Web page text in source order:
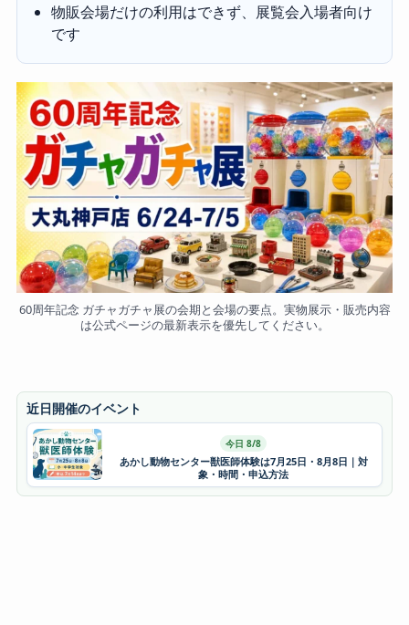
物販会場だけの利用はできず、展覧会入場者向け
です
60周年記念 ガチャガチャ展の会期と会場の要点。実物展示・販売内容
は公式ページの最新表示を優先してください。
近日開催のイベント
今日 8/8
あかし動物センター獣医師体験は7月25日・8月8日｜対
象・時間・申込方法